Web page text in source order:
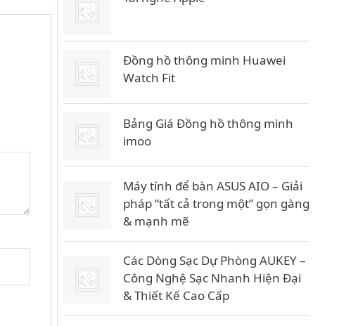
Đồng hồ thông minh Huawei
Watch Fit
Bảng Giá Đồng hồ thông minh
imoo
Máy tính để bàn ASUS AIO – Giải
pháp “tất cả trong một” gọn gàng
& mạnh mẽ
Các Dòng Sạc Dự Phòng AUKEY –
Công Nghệ Sạc Nhanh Hiện Đại
& Thiết Kế Cao Cấp